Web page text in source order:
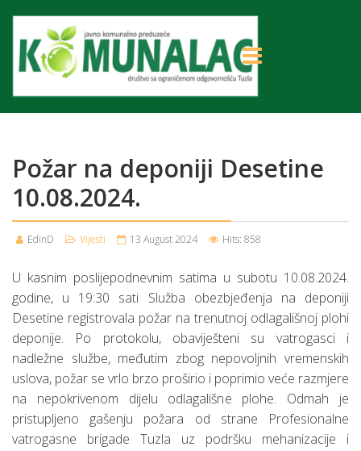
Požar na deponiji Desetine
10.08.2024.
EdinD Vijesti 13 August 2024 Hits: 858
U kasnim poslijepodnevnim satima u subotu 10.08.2024.
godine, u 19:30 sati Služba obezbjeđenja na deponiji
Desetine registrovala požar na trenutnoj odlagališnoj plohi
deponije. Po protokolu, obaviješteni su vatrogasci i
nadležne službe, međutim zbog nepovoljnih vremenskih
uslova, požar se vrlo brzo proširio i poprimio veće razmjere
na nepokrivenom dijelu odlagališne plohe. Odmah je
pristupljeno gašenju požara od strane Profesionalne
vatrogasne brigade Tuzla uz podršku mehanizacije i